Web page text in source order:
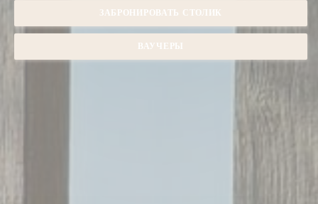
ЗАБРОНИРОВАТЬ СТОЛИК
ВАУЧЕРЫ